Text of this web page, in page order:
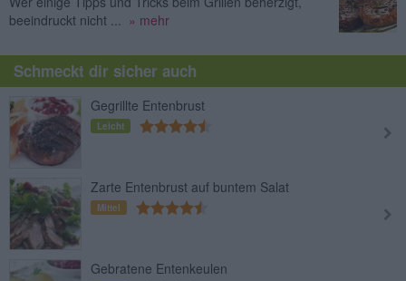
beeindruckt nicht ...
» mehr
Schmeckt dir sicher auch
Gegrillte Entenbrust
Leicht
Zarte Entenbrust auf buntem Salat
Mittel
Gebratene Entenkeulen